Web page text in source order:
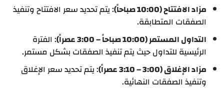
مزاد الافتتاح (10:00 صباحاً)
: يتم تحديد سعر الافتتاح وتنفيذ
الصفقات المتطابقة.
التداول المستمر (10:00 صباحاً – 3:00 عصراً)
: الفترة
الرئيسية للتداول حيث يتم تنفيذ الصفقات بشكل مستمر.
مزاد الإغلاق (3:00 – 3:10 عصراً)
: يتم تحديد سعر الإغلاق
وتنفيذ الصفقات النهائية.